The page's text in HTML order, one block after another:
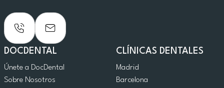
DOCDENTAL
Únete a DocDental
Sobre Nosotros
CLÍNICAS DENTALES
Madrid
Barcelona